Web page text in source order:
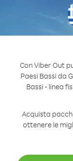
Con Viber Out
Paesi Bassi da
Bassi - linea
Acquista
ottenere le